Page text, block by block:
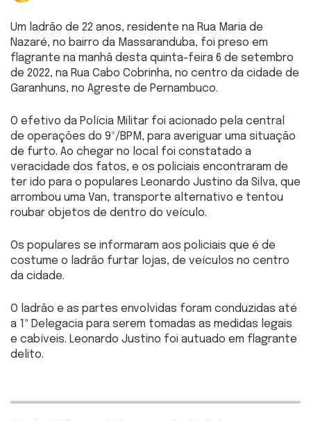
Um ladrão de 22 anos, residente na Rua Maria de
Nazaré, no bairro da Massaranduba, foi preso em
flagrante na manhã desta quinta-feira 6 de setembro
de 2022, na Rua Cabo Cobrinha, no centro da cidade de
Garanhuns, no Agreste de Pernambuco.
O efetivo da Polícia Militar foi acionado pela central
de operações do 9º/BPM, para averiguar uma situação
de furto. Ao chegar no local foi constatado a
veracidade dos fatos, e os policiais encontraram de
ter ido para o populares Leonardo Justino da Silva, que
arrombou uma Van, transporte alternativo e tentou
roubar objetos de dentro do veículo.
Os populares se informaram aos policiais que é de
costume o ladrão furtar lojas, de veículos no centro
da cidade.
O ladrão e as partes envolvidas foram conduzidas até
a 1ª Delegacia para serem tomadas as medidas legais
e cabíveis. Leonardo Justino foi autuado em flagrante
delito.